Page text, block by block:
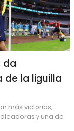
da
de la liguilla
más victorias,
y una de